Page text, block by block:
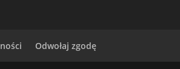
Odwołaj zgodę